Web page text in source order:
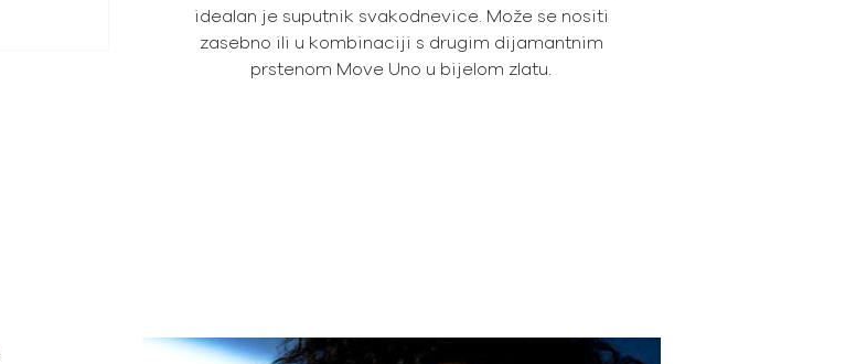
idealan je suputnik svakodnevice. Može se nositi
zasebno ili u kombinaciji s drugim dijamantnim
prstenom Move Uno u bijelom zlatu.